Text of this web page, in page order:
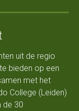
uit de regio
bieden op een
met het
College (Leiden)
de 30